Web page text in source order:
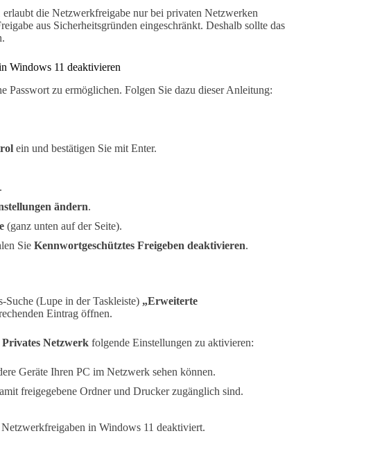
die Netzwerkfreigabe nur bei privaten Netzwerken
aus Sicherheitsgründen eingeschränkt. Deshalb sollte das
Windows 11 deaktivieren
Passwort zu ermöglichen. Folgen Sie dazu dieser Anleitung:
ein und bestätigen Sie mit Enter.
.
ändern.
(ganz unten auf der Seite).
Sie Kennwortgeschütztes Freigeben deaktivieren.
(Lupe in der Taskleiste) „Erweiterte
Eintrag öffnen.
Privates Netzwerk folgende Einstellungen zu aktivieren:
Geräte Ihren PC im Netzwerk sehen können.
freigegebene Ordner und Drucker zugänglich sind.
in Windows 11 deaktiviert.